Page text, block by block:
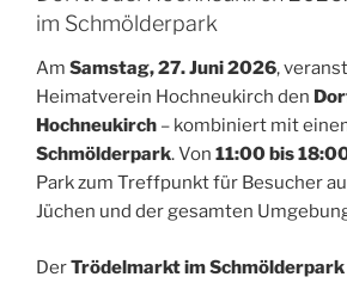
im Schmölderpark
Am Samstag, 27. Juni 2026,
Heimatverein Hochneukirch den
Hochneukirch – kombiniert mit
Schmölderpark. Von 11:00 bis
Park zum Treffpunkt für Besucher
Jüchen und der gesamten
DerTrödelmarkt im Schmölderpark